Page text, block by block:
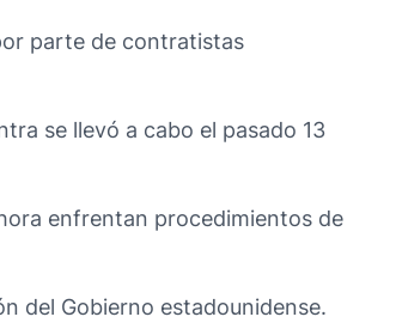
parte de contratistas
se llevó a cabo el pasado 13
enfrentan procedimientos de
del Gobierno estadounidense.